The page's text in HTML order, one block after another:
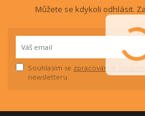
Můžete se kdykoli odhlásit.
Souhlasím se zpracováním
newsletteru.